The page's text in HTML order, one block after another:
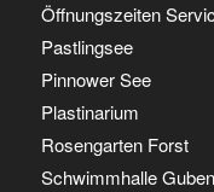
Öffnungszeiten
Pastlingsee
Pinnower See
Plastinarium
Rosengarten Forst
Schwimmhalle Guben